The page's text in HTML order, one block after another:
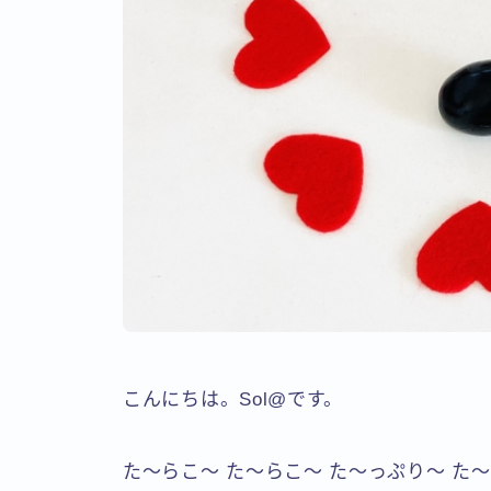
こんにちは。Sol@です。
た～らこ～ た～らこ～ た～っぷり～ た